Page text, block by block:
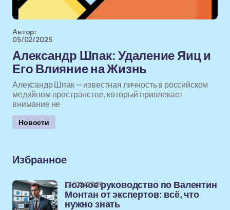
Автор:
05/02/2025
Александр Шпак: Удаление Яиц и
Его Влияние на Жизнь
Александр Шпак — известная личность в российском
медийном пространстве, который привлекает
внимание не
Новости
Избранное
Полное руководство по Валентин
Монтан от экспертов: всё, что
нужно знать
13/02/2026